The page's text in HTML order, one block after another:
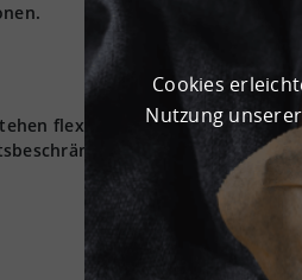
flexibel nutzbare
vorbehalten)
Cookies
Nutzung